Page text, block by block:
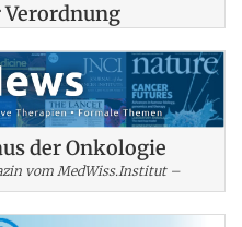
der Onkologie
vom MedWiss.Institut –